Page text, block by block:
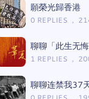
願榮光歸香港
0 REPLIES ，
聊聊「此生无悔
1 REPLIES ，
聊聊连禁我37